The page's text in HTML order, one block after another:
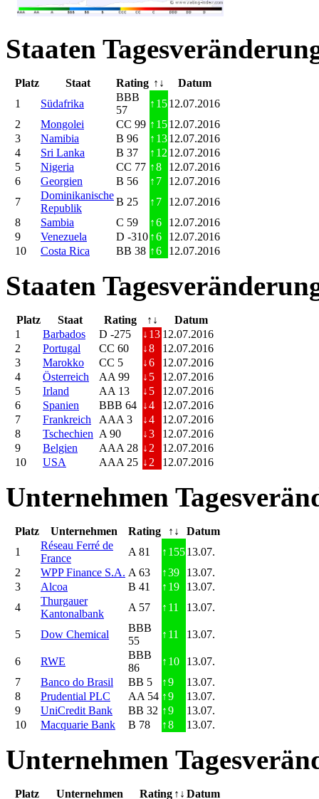
Staaten
Platz Staat Rating ↑↓
Datum
1
Südafrika
BBB
57
↑ 1512.07.2016
2
Mongolei CC 99 ↑ 1512.07.2016
3
Namibia B 96 ↑ 1312.07.2016
4
Sri Lanka B 37 ↑ 12 12.07.2016
5
Nigeria CC 77 ↑8
12.07.2016
6
Georgien B 56 ↑ 7
12.07.2016
7
Dominikanische
Republik
B 25 ↑ 7
12.07.2016
8
Sambia C 59 ↑6
12.07.2016
9
Venezuela D -310 ↑6
12.07.2016
10
Costa Rica BB 38 ↑6 12.07.2016
Staaten
Platz Staat Rating ↑↓
Datum
1
Barbados D -275 ↓ 13 12.07.2016
2
Portugal CC 60 ↓8
12.07.2016
3
Marokko CC 5 ↓6
12.07.2016
4
Österreich AA 99 ↓ 5
12.07.2016
5
Irland AA 13 ↓ 5
12.07.2016
6
Spanien BBB 64 ↓4
12.07.2016
7
Frankreich AAA 3 ↓4
12.07.2016
8
Tschechien A 90 ↓3
12.07.2016
9
Belgien AAA 28 ↓ 2
12.07.2016
10
USA AAA 25 ↓ 2 12.07.2016
Unternehmen
Platz Unternehmen Rating ↑↓
Datum
1
Réseau Ferré de
France
A 81 ↑ 15513.07.
2
WPP Finance S.A. A 63 ↑39
13.07.
3
Alcoa B 41 ↑ 19
13.07.
4
Thurgauer
Kantonalbank
A 57 ↑ 11 13.07.
5 Dow Chemical
BBB
55
↑ 11 13.07.
6 RWE
BBB
86
↑ 10
13.07.
7
Banco do Brasil BB 5 ↑9
13.07.
8
Prudential PLC AA 54 ↑9
13.07.
9
UniCredit Bank BB 32 ↑9
13.07.
10
Macquarie Bank B 78 ↑8 13.07.
Unternehmen
Platz Unternehmen Rating ↑↓ Datum